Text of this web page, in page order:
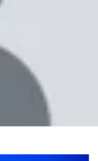
Facebook